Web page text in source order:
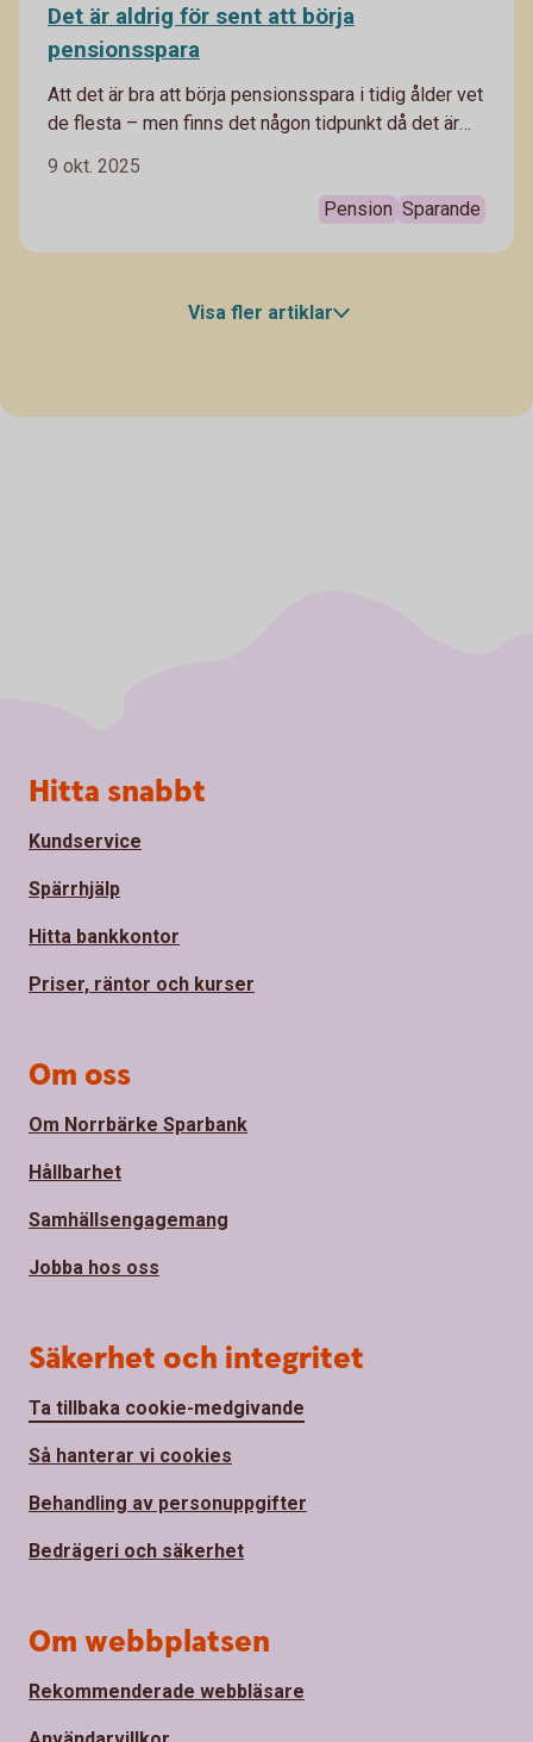
Det är aldrig för sent att börja
pensionsspara
Att det är bra att börja pensionsspara i tidig ålder vet
de flesta – men finns det någon tidpunkt då det är
ger sina bästa tips till alla som är mitt i livet och inte
har kommit igång med ett sparande till pensionen.
9 okt. 2025
Pension Sparande
Visa fler artiklar
Sidfot
Hitta snabbt
Kundservice
Spärrhjälp
Hitta bankkontor
Priser, räntor och kurser
Om oss
Om Norrbärke Sparbank
Hållbarhet
Samhällsengagemang
Jobba hos oss
Säkerhet och integritet
Ta tillbaka cookie-medgivande
Så hanterar vi cookies
Behandling av personuppgifter
Bedrägeri och säkerhet
Om webbplatsen
Rekommenderade webbläsare